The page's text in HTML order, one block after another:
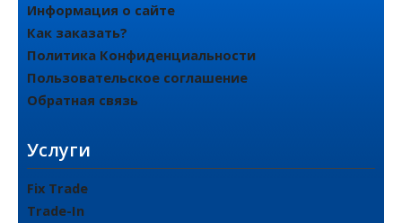
Информация о сайте
Как заказать?
Политика Конфиденциальности
Пользовательское соглашение
Обратная связь
Услуги
Fix Trade
Trade-In